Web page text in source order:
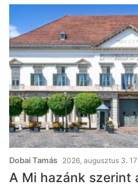
Dobai Tamás 2026, augusztus 3.
A Mi hazánk szerint